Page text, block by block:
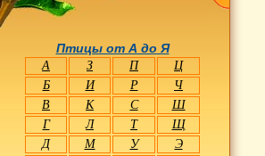
Птицы от А до Я
А З П
Ц
Б
И Р
Ч
В
К С
Ш
Г
Л Т
Щ
Д
М У
Э